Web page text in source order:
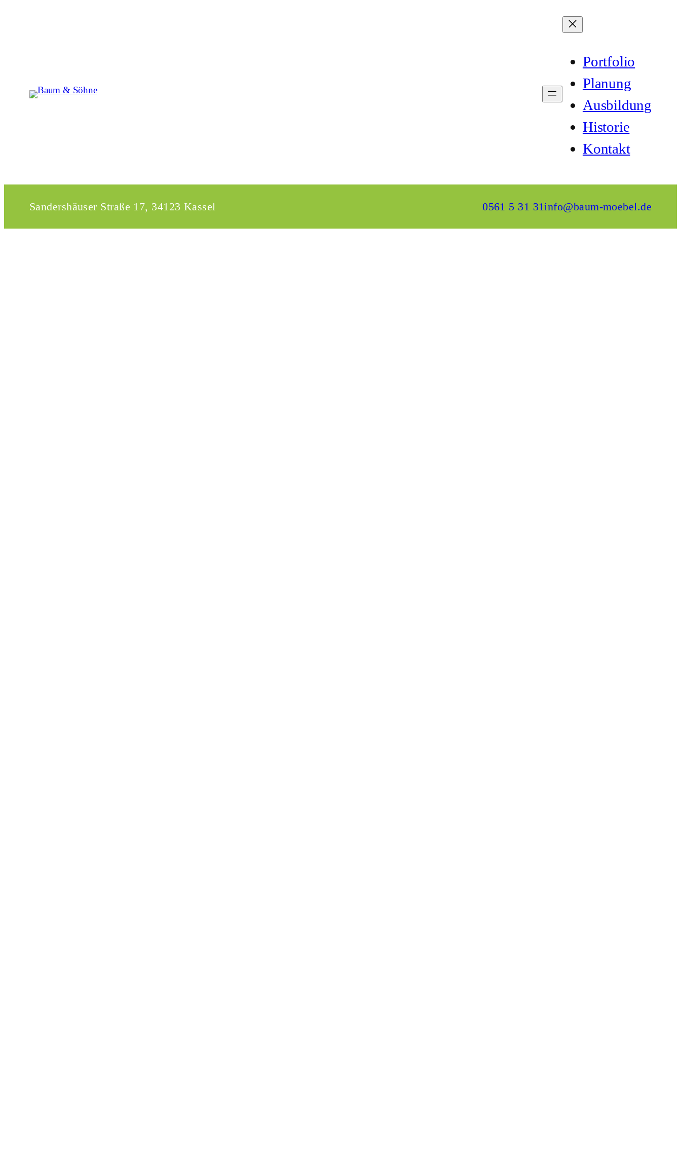
Portfolio
Planung
Ausbildung
Historie
Kontakt
Sandershäuser Straße 17, 34123 Kassel 0561 5 31 31info@baum-moebel.de